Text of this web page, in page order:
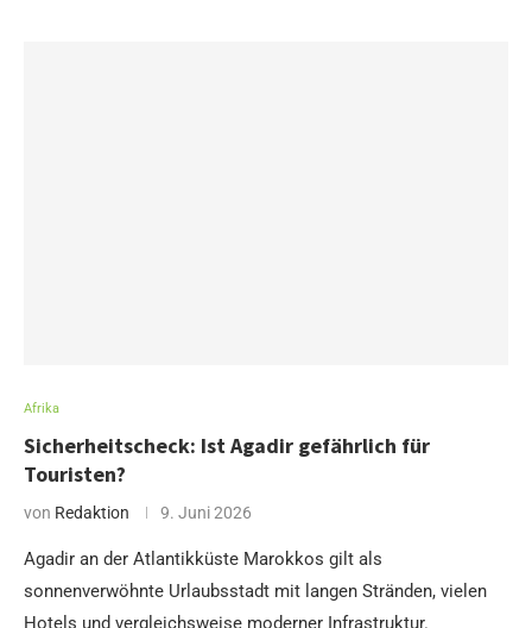
Afrika
Sicherheitscheck: Ist Agadir gefährlich für
Touristen?
von Redaktion 9. Juni 2026
Agadir an der Atlantikküste Marokkos gilt als
sonnenverwöhnte Urlaubsstadt mit langen Stränden, vielen
Hotels und vergleichsweise moderner Infrastruktur.